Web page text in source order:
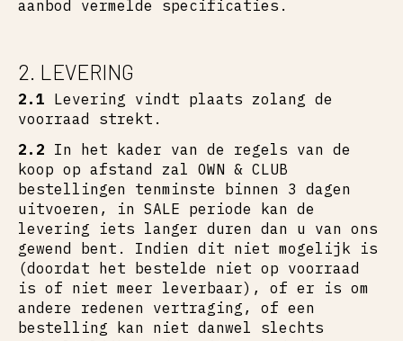
aanbod vermelde specificaties.
2. LEVERING
2.1 Levering vindt plaats zolang de
voorraad strekt.
2.2 In het kader van de regels van de
koop op afstand zal OWN & CLUB
bestellingen tenminste binnen 3 dagen
uitvoeren, in SALE periode kan de
levering iets langer duren dan u van ons
gewend bent. Indien dit niet mogelijk is
(doordat het bestelde niet op voorraad
is of niet meer leverbaar), of er is om
andere redenen vertraging, of een
bestelling kan niet danwel slechts